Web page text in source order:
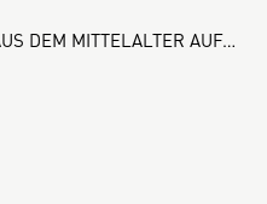
DEM MITTELALTER AUF…